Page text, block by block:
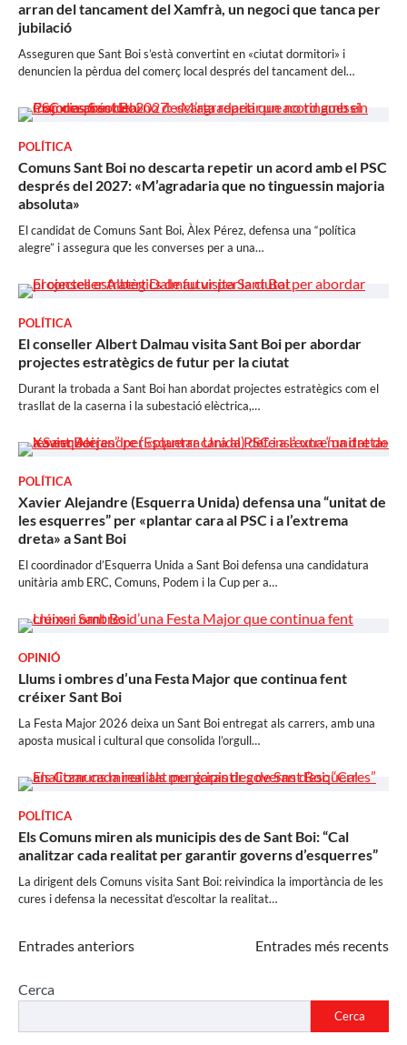
arran del tancament del Xamfrà, un negoci que tanca per
jubilació
Asseguren que Sant Boi s’està convertint en «ciutat dormitori» i
denuncien la pèrdua del comerç local després del tancament del…
POLÍTICA
Comuns Sant Boi no descarta repetir un acord amb el PSC
després del 2027: «M’agradaria que no tinguessin majoria
absoluta»
El candidat de Comuns Sant Boi, Àlex Pérez, defensa una “política
alegre” i assegura que les converses per a una…
POLÍTICA
El conseller Albert Dalmau visita Sant Boi per abordar
projectes estratègics de futur per la ciutat
Durant la trobada a Sant Boi han abordat projectes estratègics com el
trasllat de la caserna i la subestació elèctrica,…
POLÍTICA
Xavier Alejandre (Esquerra Unida) defensa una “unitat de
les esquerres” per «plantar cara al PSC i a l’extrema
dreta» a Sant Boi
El coordinador d’Esquerra Unida a Sant Boi defensa una candidatura
unitària amb ERC, Comuns, Podem i la Cup per a…
OPINIÓ
Llums i ombres d’una Festa Major que continua fent
créixer Sant Boi
La Festa Major 2026 deixa un Sant Boi entregat als carrers, amb una
aposta musical i cultural que consolida l’orgull…
POLÍTICA
Els Comuns miren als municipis des de Sant Boi: “Cal
analitzar cada realitat per garantir governs d’esquerres”
La dirigent dels Comuns visita Sant Boi: reivindica la importància de les
cures i defensa la necessitat d’escoltar la realitat…
Navegació
Entrades anteriors Entrades més recents
Cerca
Cerca